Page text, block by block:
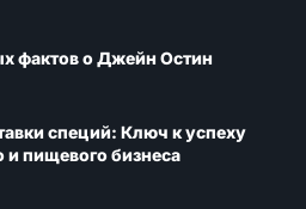
фактов о Джейн Остин
специй: Ключ к успеху
и пищевого бизнеса